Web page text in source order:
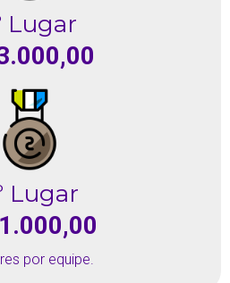
Lugar
Lugar
por equipe.